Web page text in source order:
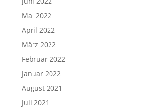
Mai 2022
April 2022
März 2022
Februar 2022
Januar 2022
August 2021
Juli 2021